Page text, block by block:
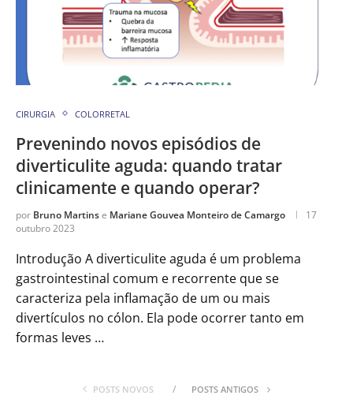
CIRURGIA COLORRETAL
Prevenindo novos episódios de
diverticulite aguda: quando tratar
clinicamente e quando operar?
por Bruno Martinse Mariane Gouvea Monteiro de Camargo
17
outubro 2023
Introdução A diverticulite aguda é um problema
gastrointestinal comum e recorrente que se
caracteriza pela inflamação de um ou mais
divertículos no cólon. Ela pode ocorrer tanto em
formas leves …
POSTS NOVOS POSTS ANTIGOS